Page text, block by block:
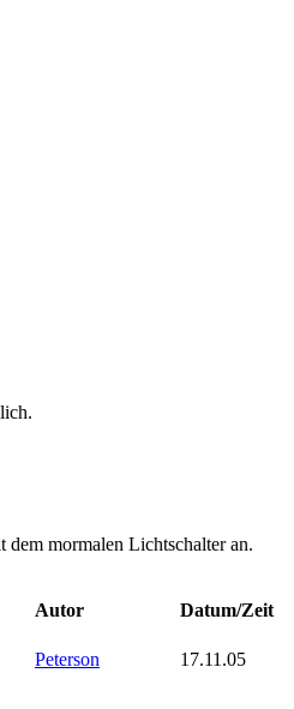
mormalen Lichtschalter an.
Autor Datum/Zeit
Peterson 17.11.05